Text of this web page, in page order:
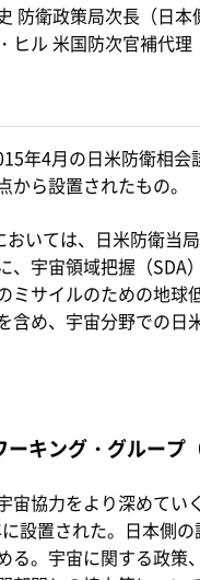
防衛政策局次長（日本
ヒル 米国防次官補代理
年4月の日米防衛相
から設置されたもの。
おいては、日米防衛
、宇宙領域把握（
ミサイルのための地
含め、宇宙分野での日
ーキング・グループ
宙協力をより深めてい
設置された。日本側
る。宇宙に関する政